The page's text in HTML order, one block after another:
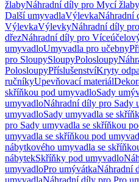
žlabyNáhradní díly pro Mycí žlaby
Další umyvadlaVýlevkaNáhradní
VýlevkaVýlevkyNáhradní díly
dřezNáhradní díly pro
umyvadloUmyvadla pro učebny
pro SloupySloupyPolosloupy
PolosloupyPříslušenstvíKryty
ručníkyUpevňovací materiál
skříňkou pod umyvadloSady
umyvadloNáhradní díly pro Sady
umyvadloSady umyvadla se
pro Sady umyvadla se skříňkou
umyvadla se skříňkou pod
nábytkového umyvadla se
nábytekSkříňky pod umyvadlo
umyvadloPro umývátkaNáhradní
umyvadlaNáhradní díly pro Pro